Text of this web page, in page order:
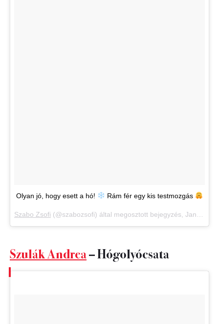
Olyan jó, hogy esett a hó! Rám fér egy kis testmozgás
Szabo Zsofi (@szabozsofi) által megosztott bejegyzés, Jan 14., 2018, időpont: 7:51 (PST időzóna szerint)
Szulák Andrea– Hógolyócsata